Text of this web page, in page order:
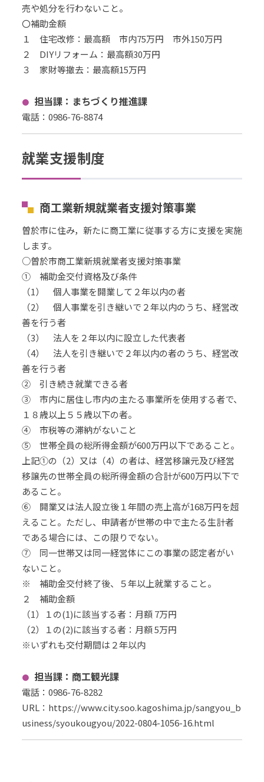
売や処分を行わないこと。
〇補助金額
１ 住宅改修：最高額 市内75万円 市外150万円
２ DIYリフォーム：最高額30万円
３ 家財等撤去：最高額15万円
担当課：まちづくり推進課
電話：0986-76-8874
就業支援制度
商工業新規就業者支援対策事業
曽於市に住み，新たに商工業に従事する方に支援を実施
します。
○曽於市商工業新規就業者支援対策事業
① 補助金交付資格及び条件
（1） 個人事業を開業して２年以内の者
（2） 個人事業を引き継いで２年以内のうち、経営改
善を行う者
（3） 法人を２年以内に設立した代表者
（4） 法人を引き継いで２年以内の者のうち、経営改
善を行う者
② 引き続き就業できる者
③ 市内に居住し市内の主たる事業所を使用する者で、
１８歳以上５５歳以下の者。
④ 市税等の滞納がないこと
⑤ 世帯全員の総所得金額が600万円以下であること。
上記①の（2）又は（4）の者は、経営移譲元及び経営
移譲先の世帯全員の総所得金額の合計が600万円以下で
あること。
⑥ 開業又は法人設立後１年間の売上高が168万円を超
えること。ただし、申請者が世帯の中で主たる生計者
である場合には、この限りでない。
⑦ 同一世帯又は同一経営体にこの事業の認定者がい
ないこと。
※ 補助金交付終了後、５年以上就業すること。
２ 補助金額
（1）１の(1)に該当する者：月額 7万円
（2）１の(2)に該当する者：月額 5万円
※いずれも交付期間は２年以内
担当課：商工観光課
電話：0986-76-8282
URL： https://www.city.soo.kagoshima.jp/sangyou_b
usiness/syoukougyou/2022-0804-1056-16.html